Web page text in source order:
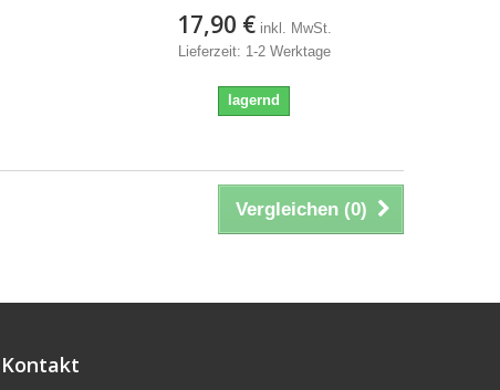
17,90 € inkl. MwSt.
Lieferzeit: 1-2 Werktage
lagernd
Vergleichen (0)
Kontakt